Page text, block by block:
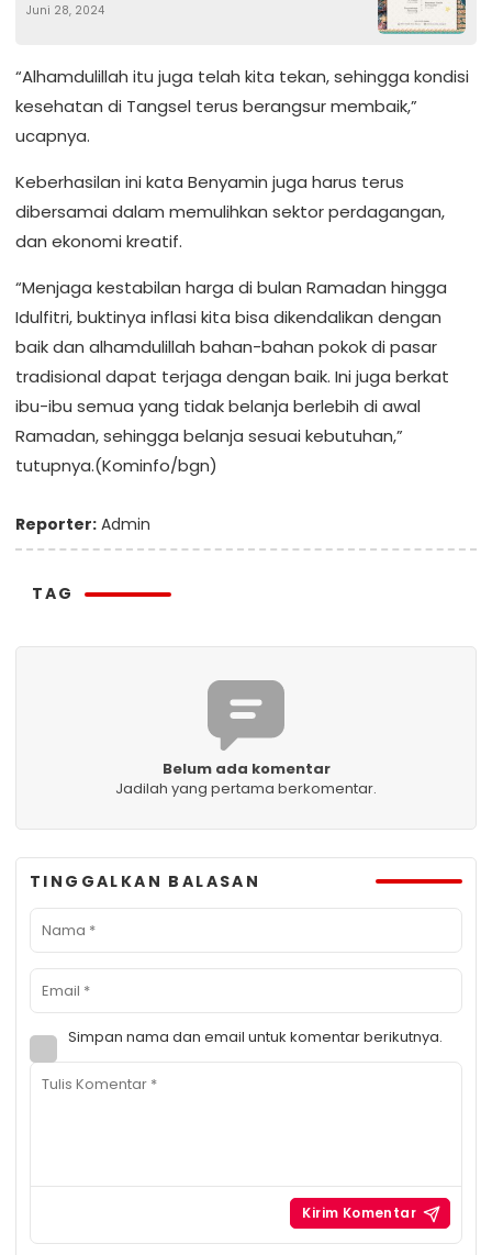
Juni 28, 2024
“Alhamdulillah itu juga telah kita tekan, sehingga kondisi
kesehatan di Tangsel terus berangsur membaik,”
ucapnya.
Keberhasilan ini kata Benyamin juga harus terus
dibersamai dalam memulihkan sektor perdagangan,
dan ekonomi kreatif.
“Menjaga kestabilan harga di bulan Ramadan hingga
Idulfitri, buktinya inflasi kita bisa dikendalikan dengan
baik dan alhamdulillah bahan-bahan pokok di pasar
tradisional dapat terjaga dengan baik. Ini juga berkat
ibu-ibu semua yang tidak belanja berlebih di awal
Ramadan, sehingga belanja sesuai kebutuhan,”
tutupnya.(Kominfo/bgn)
Reporter: Admin
TAG
Belum ada komentar
Jadilah yang pertama berkomentar.
TINGGALKAN BALASAN
Simpan nama dan email untuk komentar berikutnya.